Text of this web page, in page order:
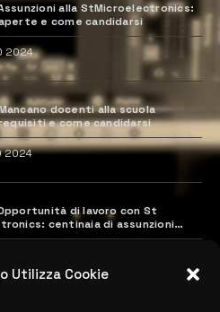
Utilizza Cookie
alla StMicroelectronics:
e come candidarsi
2024
docenti alla scuola
e come candidarsi
2024
di lavoro con St
centinaia di assunzioni